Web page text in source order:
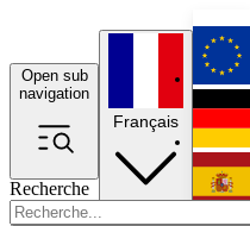
Open sub
navigation
Recherche
Français